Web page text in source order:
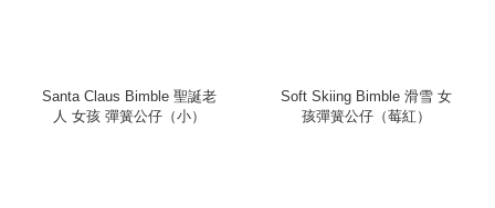
Santa Claus Bimble 聖誕老
人 女孩 彈簧公仔（小）
Soft Skiing Bimble 滑雪 女
孩彈簧公仔（莓紅）